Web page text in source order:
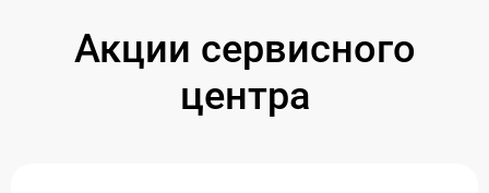
Акции сервисного
центра